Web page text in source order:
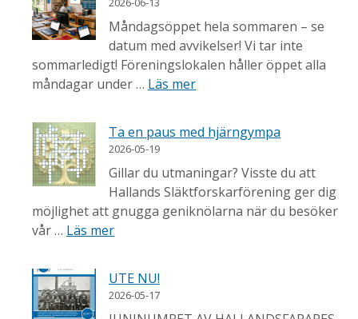
Måndagsöppet hela sommaren – se
datum med avvikelser! Vi tar inte
sommarledigt! Föreningslokalen håller öppet alla
måndagar under … Läs mer
Ta en paus med hjärngympa
2026-05-19
Gillar du utmaningar? Visste du att
Hallands Släktforskarförening ger dig
möjlighet att gnugga geniknölarna när du besöker
vår … Läs mer
UTE NU!
2026-05-17